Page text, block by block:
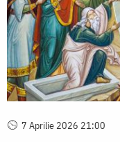
7 Aprilie 2026 21:00